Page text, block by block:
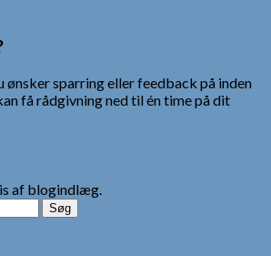
ønsker sparring eller feedback på inden
få rådgivning ned til én time på dit
af blogindlæg.